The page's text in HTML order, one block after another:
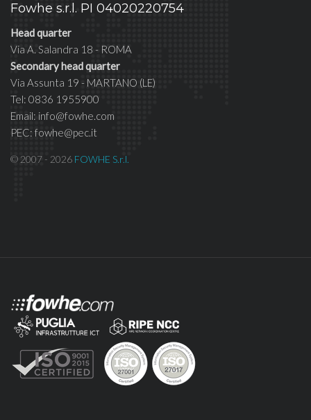
Fowhe s.r.l. PI 04020220754
Head quarter
Via A. Salandra 18 - ROMA
Secondary head quarter
Via Assunta 19 - MARTANO (LE)
Tel: 0836 1955900
Email: info@fowhe.com
PEC: fowhe@pec.it
© 2007 - 2026 FOWHE S.r.l.